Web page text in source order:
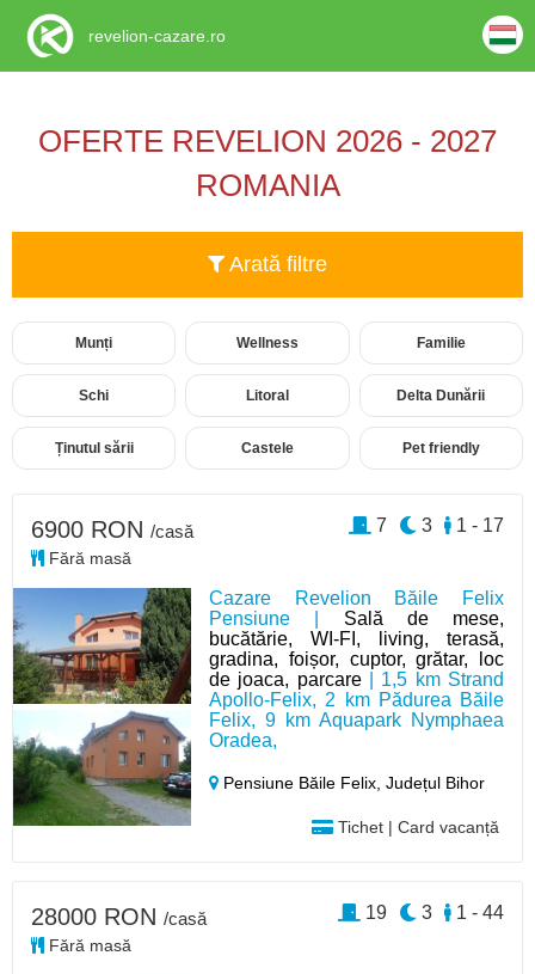
OFERTE REVELION 2026 - 2027
ROMANIA
Arată filtre
Munți Wellness Familie
Schi Litoral Delta Dunării
Ținutul sării Castele Pet friendly
Cazare Revelion Băile Felix
Pensiune | Sală de mese,
bucătărie, WI-FI, living, terasă,
gradina, foișor, cuptor, grătar, loc
de joaca, parcare| 1,5 km Strand
Apollo-Felix, 2 km Pădurea Băile
Felix, 9 km Aquapark Nymphaea
Oradea,
Pensiune Băile Felix,Județul Bihor
Tichet | Card vacanță
6900 RON /casă
Fără masă
1 - 17
3
7
28000 RON /casă
Fără masă
1 - 44
3
19
revelion-cazare.ro